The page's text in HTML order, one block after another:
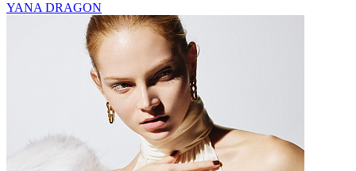
YANA DRAGON